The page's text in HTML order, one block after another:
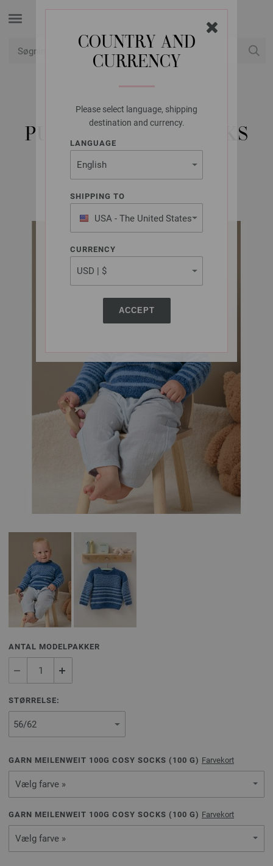
COUNTRY AND
CURRENCY
Please select language, shipping
destination and currency.
LANGUAGE
SHIPPING TO
USA - The United States
of America
CURRENCY
ACCEPT
LANA GROSSA
PULLOVER COSY SOCKS
Cosy Socks 4 Babies | Model 2
ANTAL MODELPAKKER
STØRRELSE:
GARN MEILENWEIT 100G COSY SOCKS ( 100 G) Farvekort
Vælg farve »
GARN MEILENWEIT 100G COSY SOCKS ( 100 G) Farvekort
Vælg farve »